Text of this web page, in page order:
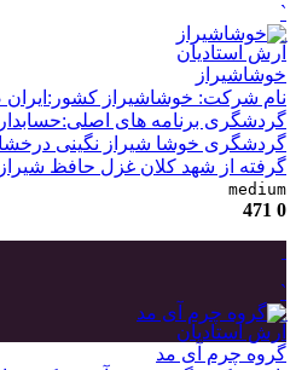
`
آرش استادیان
خوشاشیراز
نام شرکت: خوشاشیراز
گردشگری برنامه های
گردشگری خوشا شیراز نگینی
گرفته از شهد کلان غزل حافظ
medium
0
471
`
آرش استادیان
گروه چرم آی مد